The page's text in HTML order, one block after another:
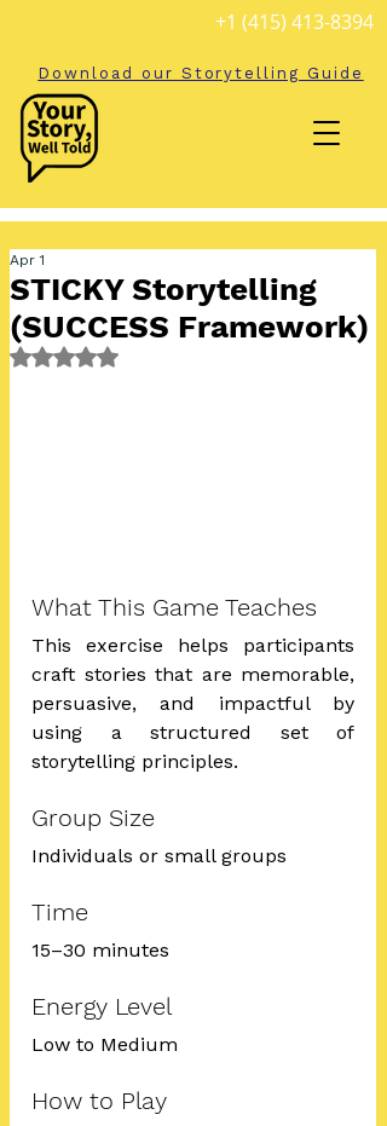
+1 (415) 413-8394
Download our Storytelling Guide
STICKY Storytelling
(SUCCESS Framework)
Apr 1
Rated NaN out of 5 stars.
What This Game Teaches
This exercise helps participants
craft stories that are memorable,
persuasive, and impactful by
using a structured set of
storytelling principles.
Group Size
Individuals or small groups
Time
15–30 minutes
Energy Level
Low to Medium
How to Play